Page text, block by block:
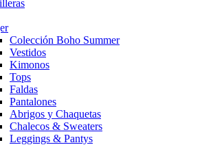
Colección Boho Summer
Vestidos
Kimonos
Tops
Faldas
Pantalones
Abrigos y Chaquetas
Chalecos & Sweaters
Leggings & Pantys